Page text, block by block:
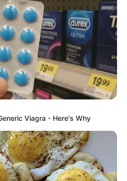
Viagra - Here's Why